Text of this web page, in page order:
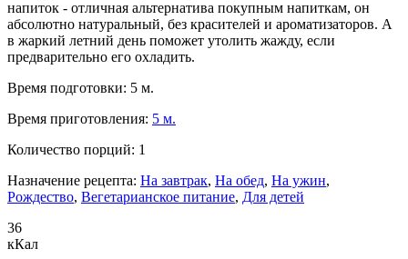
напиток - отличная альтернатива покупным напиткам, он
абсолютно натуральный, без красителей и ароматизаторов. А
в жаркий летний день поможет утолить жажду, если
предварительно его охладить.
Время подготовки: 5 м.
Время приготовления: 5 м.
Количество порций: 1
Назначение рецепта: На завтрак, На обед, На ужин,
Рождество, Вегетарианское питание, Для детей
36
кКал